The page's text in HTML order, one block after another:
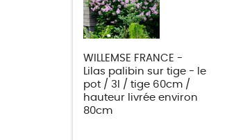
WILLEMSE FRANCE -
Lilas palibin sur tige - le
pot / 3l / tige 60cm /
hauteur livrée environ
80cm